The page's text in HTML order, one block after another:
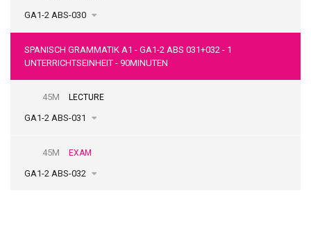
GA1-2 ABS-030
SPANISCH GRAMMATIK A1 - GA1-2 ABS 031+032 - 1
UNTERRICHTSEINHEIT - 90MINUTEN
GA1-2 ABS-031
45M LECTURE
GA1-2 ABS-032
45M EXAM